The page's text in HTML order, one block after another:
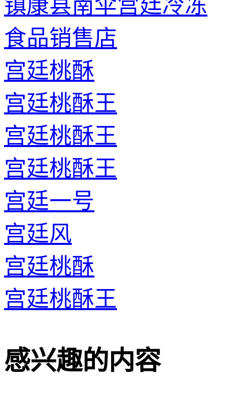
镇康县南伞宫廷冷冻
食品销售店
宫廷桃酥
宫廷桃酥王
宫廷桃酥王
宫廷桃酥王
宫廷一号
宫廷风
宫廷桃酥
宫廷桃酥王
感兴趣的内容